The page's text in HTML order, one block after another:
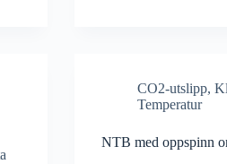
CO2-utslipp,
Temperatur
NTB med oppspinn